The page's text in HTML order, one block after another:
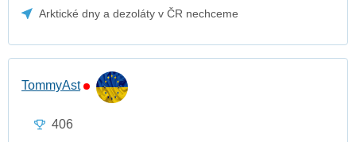
Arktické dny a dezoláty v ČR nechceme
TommyAst
406